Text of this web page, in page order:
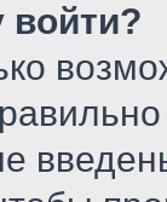
войти?